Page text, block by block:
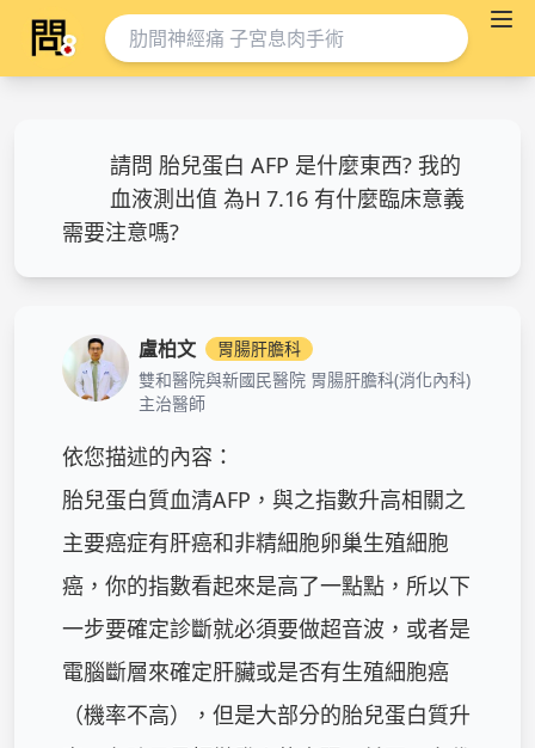
請問 胎兒蛋白 AFP 是什麼東西? 我的
血液測出值 為H 7.16 有什麼臨床意義
需要注意嗎?
盧柏文
胃腸肝膽科
雙和醫院與新國民醫院 胃腸肝膽科(消化內科)
主治醫師
依您描述的內容：
胎兒蛋白質血清AFP，與之指數升高相關之
主要癌症有肝癌和非精細胞卵巢生殖細胞
癌，你的指數看起來是高了一點點，所以下
一步要確定診斷就必須要做超音波，或者是
電腦斷層來確定肝臟或是否有生殖細胞癌
（機率不高），但是大部分的胎兒蛋白質升